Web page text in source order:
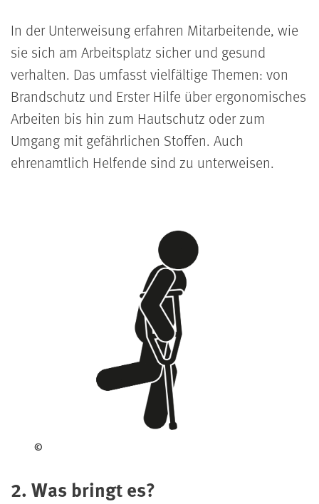
In der Unterweisung erfahren Mitarbeitende, wie
sie sich am Arbeitsplatz sicher und gesund
verhalten. Das umfasst vielfältige Themen: von
Brandschutz und Erster Hilfe über ergonomisches
Arbeiten bis hin zum Hautschutz oder zum
Umgang mit gefährlichen Stoffen. Auch
ehrenamtlich Helfende sind zu unterweisen.
©
2. Was bringt es?